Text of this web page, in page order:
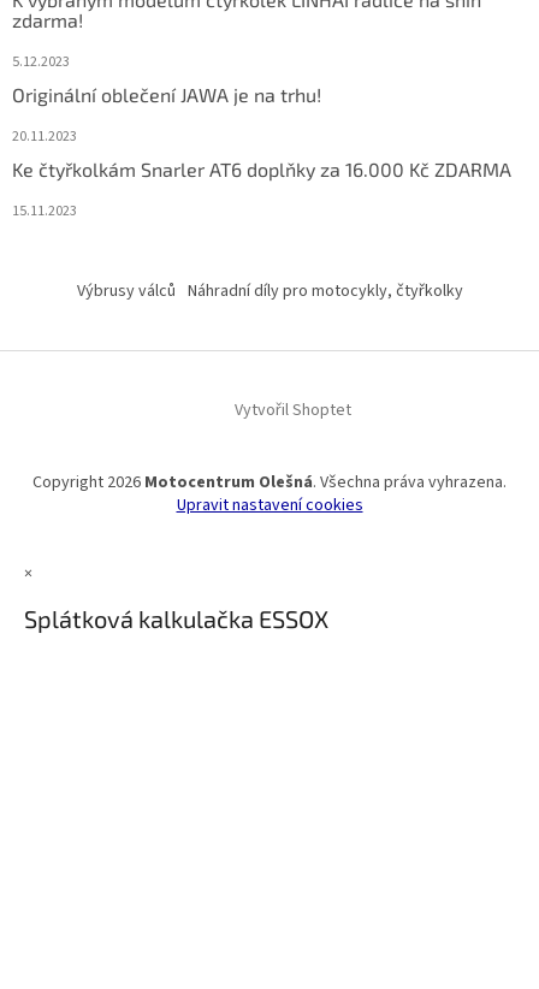
zdarma!
5.12.2023
Originální oblečení JAWA je na trhu!
20.11.2023
Ke čtyřkolkám Snarler AT6 doplňky za 16.000 Kč ZDARMA
15.11.2023
Výbrusy válců Náhradní díly pro motocykly, čtyřkolky
Vytvořil Shoptet
Copyright 2026 Motocentrum Olešná. Všechna práva vyhrazena.
Upravit nastavení cookies
×
Splátková kalkulačka ESSOX